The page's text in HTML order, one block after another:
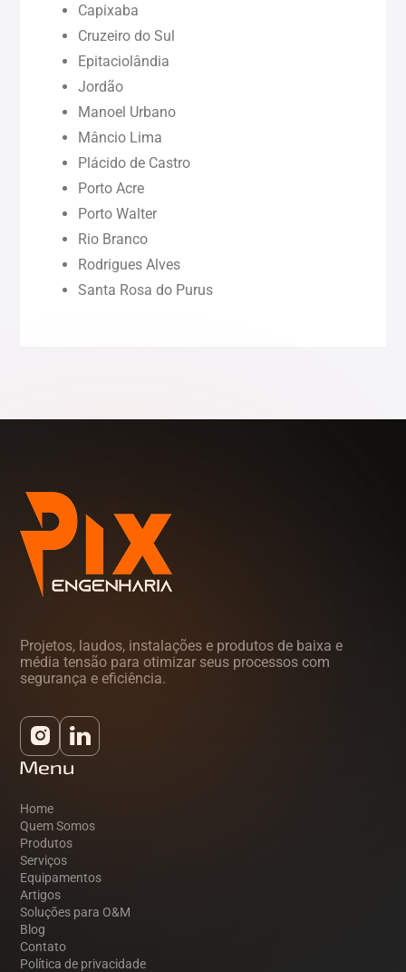
Paraíba (PB)
Piauí (PI)
Rondônia (RO)
Roraima (RR)
Capixaba
Cruzeiro do Sul
Epitaciolândia
Jordão
Manoel Urbano
Mâncio Lima
Plácido de Castro
Porto Acre
Porto Walter
Rio Branco
Rodrigues Alves
Santa Rosa do Purus
Projetos, laudos, instalações e produtos de baixa e
média tensão para otimizar seus processos com
segurança e eficiência.
Menu
Home
Quem Somos
Produtos
Serviços
Equipamentos
Artigos
Soluções para O&M
Blog
Contato
Política de privacidade